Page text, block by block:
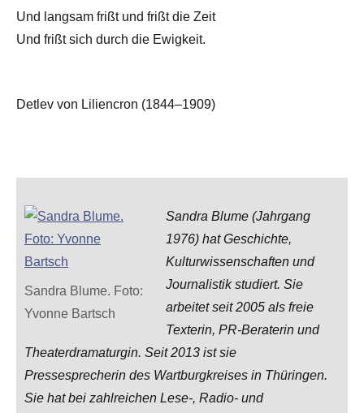
Und langsam frißt und frißt die Zeit
Und frißt sich durch die Ewigkeit.
Detlev von Liliencron (1844–1909)
Sandra Blume. Foto:
Yvonne Bartsch
Sandra Blume (Jahrgang
1976) hat Geschichte,
Kulturwissenschaften und
Journalistik studiert. Sie
arbeitet seit 2005 als freie
Texterin, PR-Beraterin und
Theaterdramaturgin. Seit 2013 ist sie
Pressesprecherin des Wartburgkreises in Thüringen.
Sie hat bei zahlreichen Lese-, Radio- und